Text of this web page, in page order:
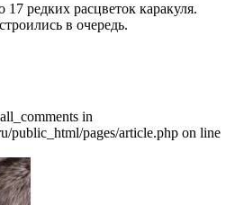
редких расцветок каракуля.
в очередь.
in
public_html/pages/article.php on line